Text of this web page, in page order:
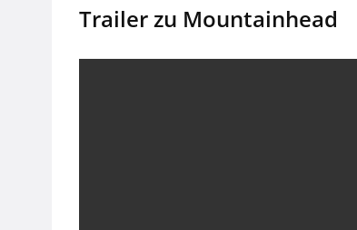
Trailer zu Mountainhead